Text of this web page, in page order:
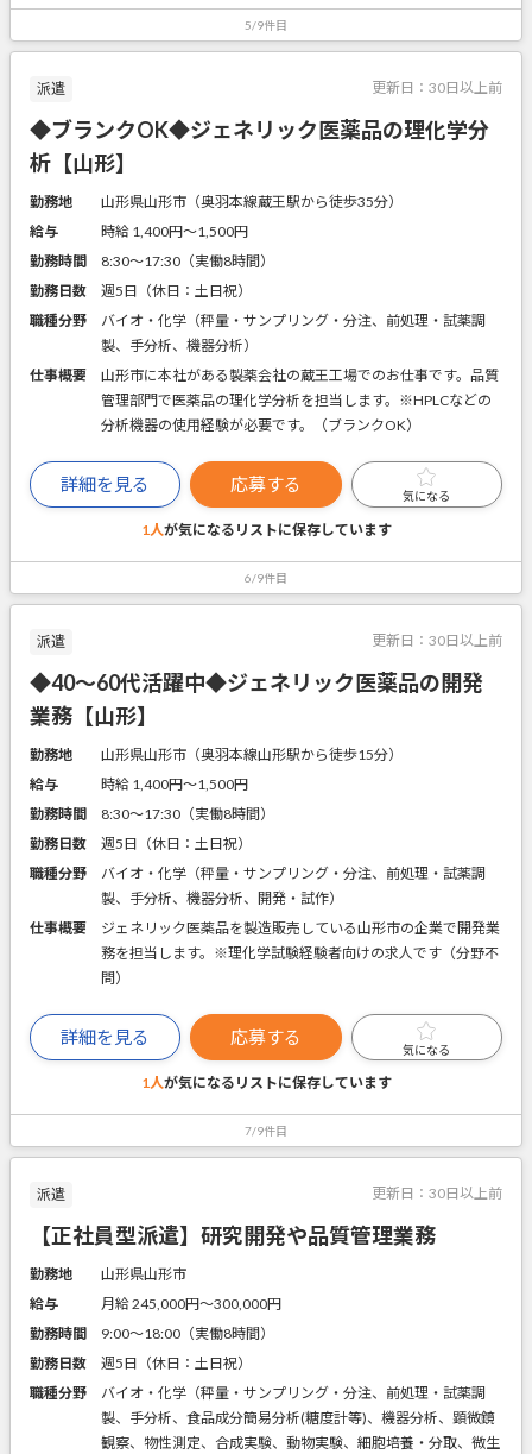
5/9件目
派遣 更新日： 30日以上前
◆ブランクOK◆ジェネリック医薬品の理化学分
析【山形】
勤務地
山形県山形市（奥羽本線蔵王駅から徒歩35分）
給与
時給 1,400円〜1,500円
勤務時間
8:30～17:30（実働8時間）
勤務日数
週5日（休日：土日祝）
職種分野
バイオ・化学（秤量・サンプリング・分注、前処理・試薬調
製、手分析、機器分析）
仕事概要
山形市に本社がある製薬会社の蔵王工場でのお仕事です。品質
管理部門で医薬品の理化学分析を担当します。※HPLCなどの
分析機器の使用経験が必要です。（ブランクOK）
詳細を見る 応募する
気になる
1人が気になるリストに保存しています
6/9件目
派遣 更新日： 30日以上前
◆40～60代活躍中◆ジェネリック医薬品の開発
業務【山形】
勤務地
山形県山形市（奥羽本線山形駅から徒歩15分）
給与
時給 1,400円〜1,500円
勤務時間
8:30～17:30（実働8時間）
勤務日数
週5日（休日：土日祝）
職種分野
バイオ・化学（秤量・サンプリング・分注、前処理・試薬調
製、手分析、機器分析、開発・試作）
仕事概要
ジェネリック医薬品を製造販売している山形市の企業で開発業
務を担当します。※理化学試験経験者向けの求人です（分野不
問）
詳細を見る 応募する
気になる
1人が気になるリストに保存しています
7/9件目
派遣 更新日： 30日以上前
【正社員型派遣】研究開発や品質管理業務
勤務地
山形県山形市
給与
月給 245,000円〜300,000円
勤務時間
9:00～18:00（実働8時間）
勤務日数
週5日（休日：土日祝）
職種分野
バイオ・化学（秤量・サンプリング・分注、前処理・試薬調
製、手分析、食品成分簡易分析(糖度計等)、機器分析、顕微鏡
観察、物性測定、合成実験、動物実験、細胞培養・分取、微生